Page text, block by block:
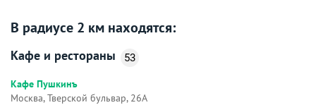
В радиусе 2 км находятся:
Кафе и рестораны 53
Кафе Пушкинъ
Москва, Тверской бульвар, 26А